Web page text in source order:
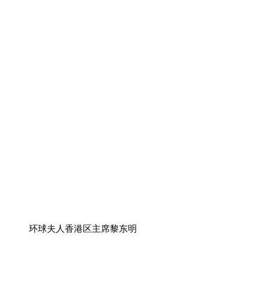
环球夫人香港区主席黎东明